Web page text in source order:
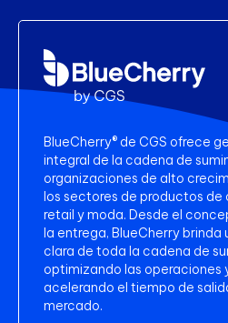
BlueCherry® de CGS ofrece
integral de la cadena de
organizaciones de alto
los sectores de productos de
retail y moda. Desde el
la entrega, BlueCherry brinda
clara de toda la cadena de
optimizando las operaciones
acelerando el tiempo de
mercado.